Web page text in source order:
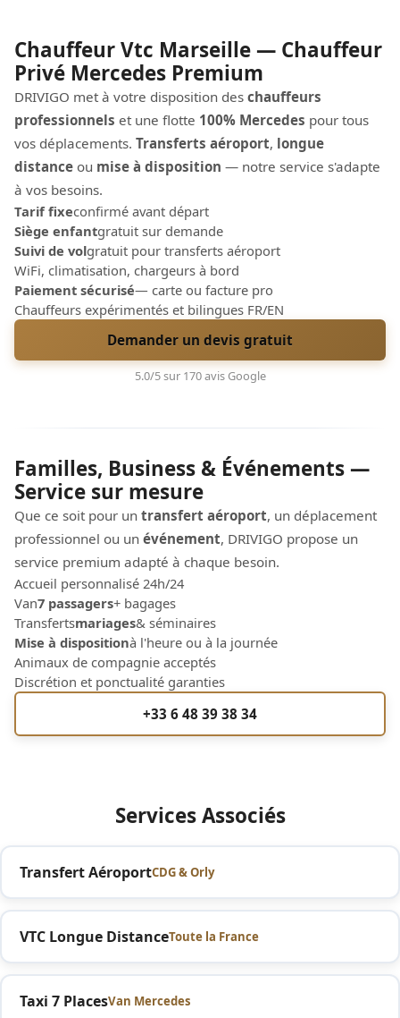
Chauffeur Vtc Marseille — Chauffeur
Privé Mercedes Premium
DRIVIGO met à votre disposition des chauffeurs
professionnels et une flotte 100% Mercedes pour tous
vos déplacements. Transferts aéroport, longue
distance ou mise à disposition — notre service s'adapte
à vos besoins.
Tarif fixeconfirmé avant départ
Siège enfantgratuit sur demande
Suivi de volgratuit pour transferts aéroport
WiFi, climatisation, chargeurs à bord
Paiement sécurisé— carte ou facture pro
Chauffeurs expérimentés et bilingues FR/EN
Demander un devis gratuit
5.0/5 sur 170 avis Google
Familles, Business & Événements —
Service sur mesure
Que ce soit pour un transfert aéroport, un déplacement
professionnel ou un événement, DRIVIGO propose un
service premium adapté à chaque besoin.
Accueil personnalisé 24h/24
Van7 passagers+ bagages
Transfertsmariages& séminaires
Mise à dispositionà l'heure ou à la journée
Animaux de compagnie acceptés
Discrétion et ponctualité garanties
+33 6 48 39 38 34
Services Associés
Transfert AéroportCDG & Orly
VTC Longue DistanceToute la France
Taxi 7 PlacesVan Mercedes